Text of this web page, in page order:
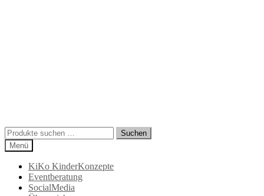
Suchen
nach:
Suchen
Menü
KiKo KinderKonzepte
Eventberatung
SocialMedia